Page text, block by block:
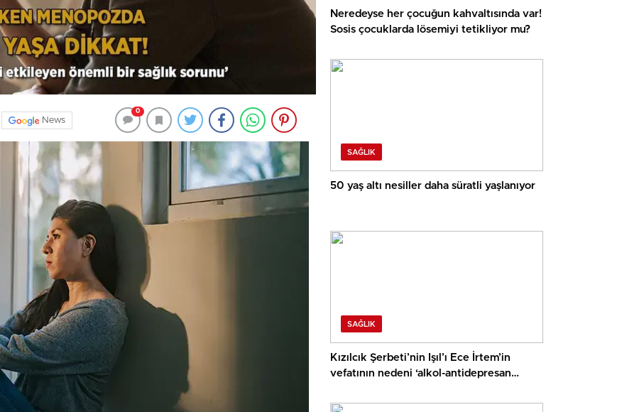
News
0
Neredeyse her çocuğun kahvaltısında var!
Sosis çocuklarda lösemiyi tetikliyor mu?
SAĞLIK
50 yaş altı nesiller daha süratli yaşlanıyor
SAĞLIK
Kızılcık Şerbeti’nin Işıl’ı Ece İrtem’in
vefatının nedeni ‘alkol-antidepresan